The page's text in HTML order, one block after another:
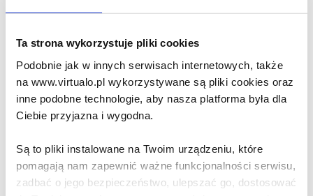
Ta strona wykorzystuje pliki cookies
Podobnie jak w innych serwisach internetowych, także
na www.virtualo.pl wykorzystywane są pliki cookies oraz
inne podobne technologie, aby nasza platforma była dla
Ciebie przyjazna i wygodna.
Są to pliki instalowane na Twoim urządzeniu, które
pomagają nam zapewnić ważne funkcjonalności serwisu,
zadbać o jego bezpieczeństwo, ulepszać go, dostosować
10/2023
12.00 zł
Do koszyka
Błoto słodsze niż miód
Małgorzata Rejmer